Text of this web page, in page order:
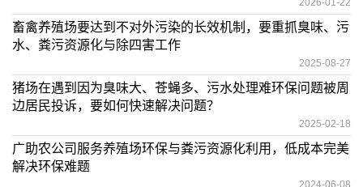
2026-01-22
畜禽养殖场要达到不对外污染的长效机制，要重抓臭味、污
水、粪污资源化与除四害工作
2025-08-27
猪场在遇到因为臭味大、苍蝇多、污水处理难环保问题被周
边居民投诉，要如何快速解决问题？
2025-02-18
广助农公司服务养殖场环保与粪污资源化利用，低成本完美
解决环保难题
2024-06-08